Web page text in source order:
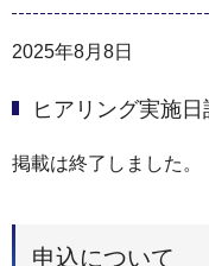
2025年8月8日
ヒアリング実施日
掲載は終了しました。
申込について